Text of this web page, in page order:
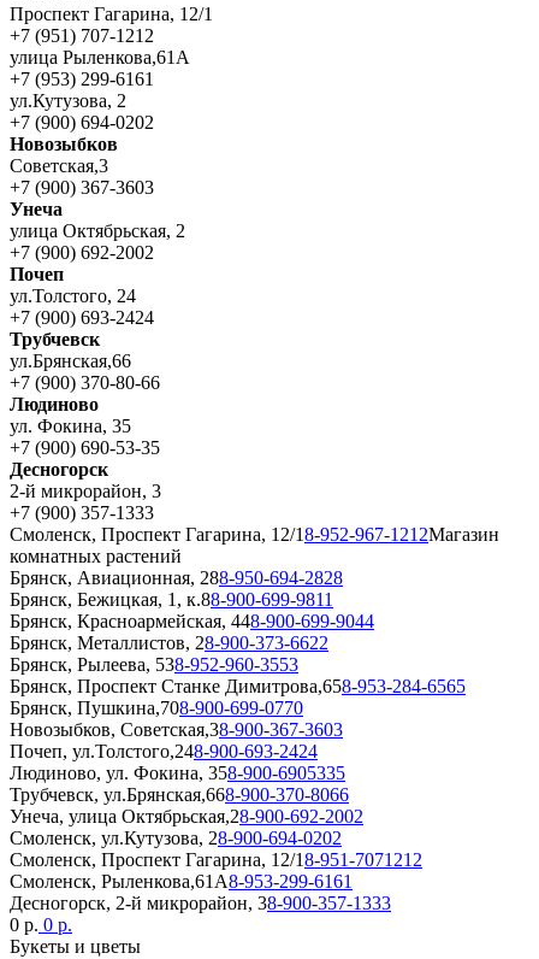
Проспект Гагарина, 12/1
+7 (951) 707-1212
улица Рыленкова,61А
+7 (953) 299-6161
ул.Кутузова, 2
+7 (900) 694-0202
Новозыбков
Советская,3
+7 (900) 367-3603
Унеча
улица Октябрьская, 2
+7 (900) 692-2002
Почеп
ул.Толстого, 24
+7 (900) 693-2424
Трубчевск
ул.Брянская,66
+7 (900) 370-80-66
Людиново
ул. Фокина, 35
+7 (900) 690-53-35
Десногорск
2-й микрорайон, 3
+7 (900) 357-1333
Смоленск, Проспект Гагарина, 12/18-952-967-1212Магазин
комнатных растений
Брянск, Авиационная, 288-950-694-2828
Брянск, Бежицкая, 1, к.88-900-699-9811
Брянск, Красноармейская, 448-900-699-9044
Брянск, Металлистов, 28-900-373-6622
Брянск, Рылеева, 538-952-960-3553
Брянск, Проспект Станке Димитрова,658-953-284-6565
Брянск, Пушкина,708-900-699-0770
Новозыбков, Советская,38-900-367-3603
Почеп, ул.Толстого,248-900-693-2424
Людиново, ул. Фокина, 358-900-6905335
Трубчевск, ул.Брянская,668-900-370-8066
Унеча, улица Октябрьская,28-900-692-2002
Смоленск, ул.Кутузова, 28-900-694-0202
Смоленск, Проспект Гагарина, 12/18-951-7071212
Смоленск, Рыленкова,61А8-953-299-6161
Десногорск, 2-й микрорайон, 38-900-357-1333
0 р. 0 р.
Букеты и цветы